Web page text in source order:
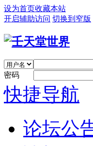
设为首页收藏本站
开启辅助访问 切换到窄版
密码
快捷导航
论坛公